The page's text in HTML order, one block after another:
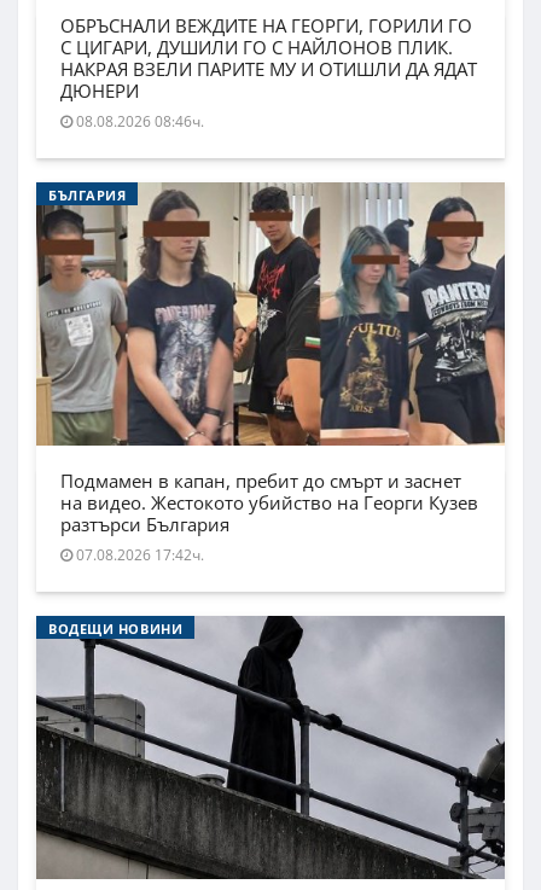
ОБРЪСНАЛИ ВЕЖДИТЕ НА ГЕОРГИ, ГОРИЛИ ГО
С ЦИГАРИ, ДУШИЛИ ГО С НАЙЛОНОВ ПЛИК.
НАКРАЯ ВЗЕЛИ ПАРИТЕ МУ И ОТИШЛИ ДА ЯДАТ
ДЮНЕРИ
08.08.2026 08:46ч.
БЪЛГАРИЯ
Подмамен в капан, пребит до смърт и заснет
на видео. Жестокото убийство на Георги Кузев
разтърси България
07.08.2026 17:42ч.
ВОДЕЩИ НОВИНИ